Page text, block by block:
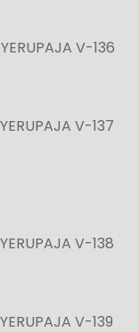
V-136
V-137
V-138
V-139